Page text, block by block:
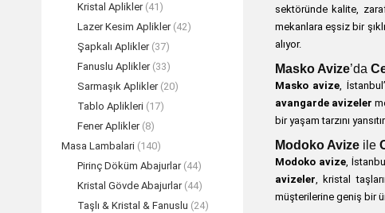
sektöründe kalite,
mekanlara eşsiz bir
alıyor.
Masko Avize’da
Masko avize ,
avangarde avizeler
bir yaşam tarzını yansıtır.
Modoko Avizeile
Modoko avize,
avizeler , kristal
müşterilerine geniş bir
Kristal Aplikler (41)
Lazer Kesim Aplikler (42)
Şapkalı Aplikler (37)
Fanuslu Aplikler (33)
Sarmaşık Aplikler (20)
Tablo Aplikleri (17)
Fener Aplikler (8)
Masa Lambalari (140)
Pirinç Döküm Abajurlar (44)
Kristal Gövde Abajurlar (44)
Taşlı & Kristal & Fanuslu (24)